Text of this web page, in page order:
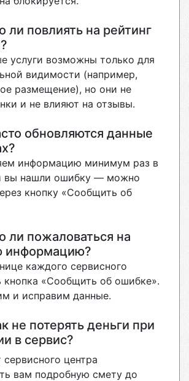
повлиять на рейтинг
услуги возможны только для
видимости (например,
размещение), но они не
и не влияют на отзывы.
обновляются данные
информацию минимум раз в
вы нашли ошибку — можно
кнопку «Сообщить об
ли пожаловаться на
информацию?
каждого сервисного
кнопка «Сообщить об ошибке».
и исправим данные.
не потерять деньги при
в сервис?
сервисного центра
вам подробную смету до